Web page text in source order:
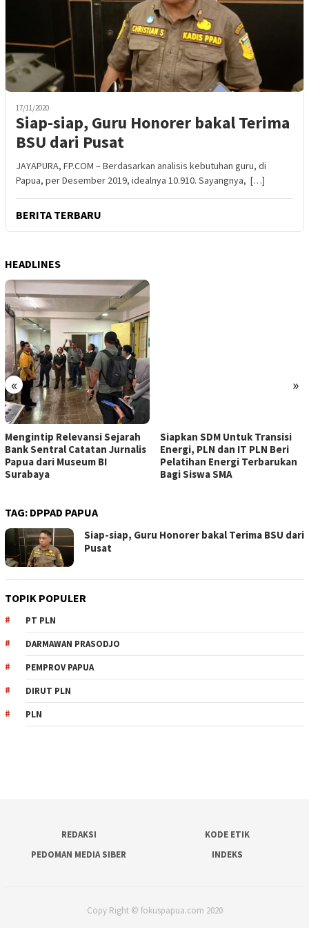
17/11/2020
Siap-siap, Guru Honorer bakal Terima
BSU dari Pusat
JAYAPURA, FP.COM – Berdasarkan analisis kebutuhan guru, di
Papua, per Desember 2019, idealnya 10.910. Sayangnya, […]
BERITA TERBARU
HEADLINES
« »
Mengintip Relevansi Sejarah
Bank Sentral Catatan Jurnalis
Papua dari Museum BI
Surabaya
Siapkan SDM Untuk Transisi
Energi, PLN dan IT PLN Beri
Pelatihan Energi Terbarukan
Bagi Siswa SMA
TAG: DPPAD PAPUA
Siap-siap, Guru Honorer bakal Terima BSU dari
Pusat
TOPIK POPULER
PT PLN
DARMAWAN PRASODJO
PEMPROV PAPUA
DIRUT PLN
PLN
REDAKSI
KODE ETIK
PEDOMAN MEDIA SIBER
INDEKS
Copy Right © fokuspapua.com 2020